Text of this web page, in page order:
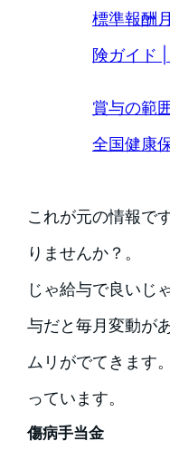
標準報酬
険ガイド
賞与の範
全国健康
これが元の情報で
りませんか？。
じゃ給与で良いじ
与だと毎月変動が
ムリがでてきます
っています。
傷病手当金